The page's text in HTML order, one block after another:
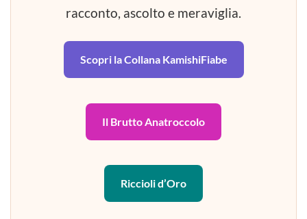
racconto, ascolto e meraviglia.
Scopri la Collana KamishiFiabe
Il Brutto Anatroccolo
Riccioli d’Oro